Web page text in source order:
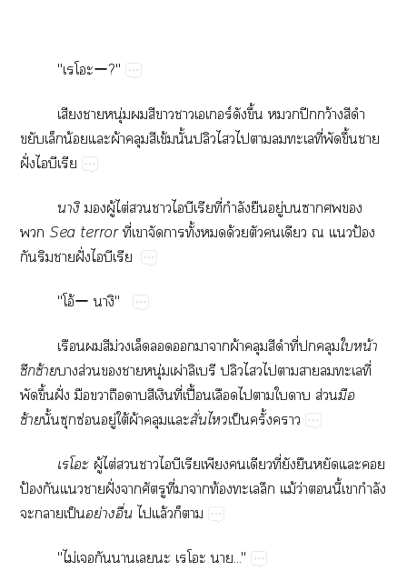
"ー?"
​​ุ่​​​​​​ร์​ึ้​​ปี​ว้​​​
​​น้​​ผ้​​​ข้​ั้​ป​​​​​​ี่​​ึ้​​
ฝั่​​​
 ​ู้​ไต่​​​​​​ี่​ำ​​ู่​​​​​
 Sea​terrorี่​​​​ั้​​ด้​​​​​​ป้​
​​​ฝั่​​​
"โอ้ー​"
​​​ม่​​​​​​ผ้​​​​ี่​​​น้​
​ซ้​ส่​​​ุ่​ผ่​​ป​​​​​​​ี่​
​ึ้​ฝั่​​​​​​​ี่​ปื้​​​​​​ส่​
ซ้ั้​​ซ่​ู่​ใต้​ผ้​​ั่​ป็​ั้​
 ู้​ไต่​​​​​​​​​ี่​​​​​​
ป้​​​​ฝั่​​​ี่​​​ท้​​​ม้​ว่​​ี้​​ำ​
​​ป็ย่​ื่​ล้​​
"ไม่​​​​​​​..."